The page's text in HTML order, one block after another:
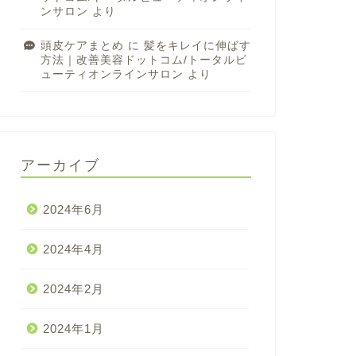
ンサロン より
頭皮ケアまとめ に 髪をキレイに伸ばす
方法｜改善美容ドットコム/トータルビ
ューティオンラインサロン より
アーカイブ
2024年6月
2024年4月
2024年2月
2024年1月